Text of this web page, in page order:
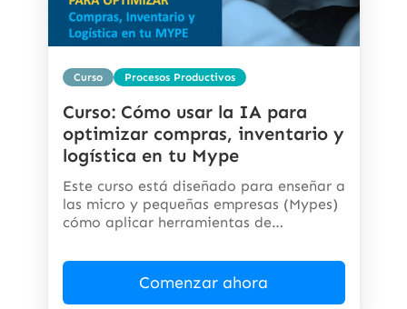
Curso Procesos Productivos
Curso: Cómo usar la IA para
optimizar compras, inventario y
logística en tu Mype
Este curso está diseñado para enseñar a
las micro y pequeñas empresas (Mypes)
cómo aplicar herramientas de
Comenzar ahora